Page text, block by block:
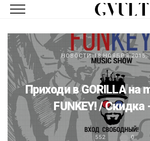
НОВОСТИ 18 НОЯБРЯ 2015,
Приходи в GORILLA на
FUNKEY! / Скидка
552 0